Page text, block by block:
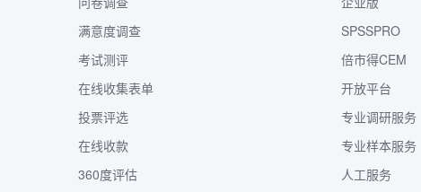
满意度调查
考试测评
在线收集表单
投票评选
在线收款
360度评估
SPSSPRO
倍市得CEM
开放平台
专业调研服务
专业样本服务
人工服务